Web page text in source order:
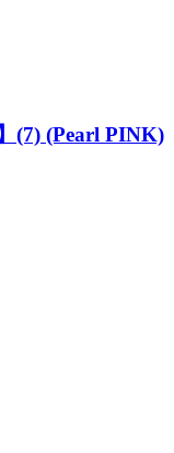
(7) (Pearl PINK)